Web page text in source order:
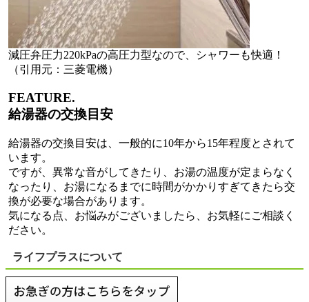
減圧弁圧力220kPaの高圧力型なので、シャワーも快適！
（引用元：三菱電機）
FEATURE.
給湯器の交換目安
給湯器の交換目安は、一般的に10年から15年程度とされて
います。
ですが、異常な音がしてきたり、お湯の温度が定まらなく
なったり、お湯になるまでに時間がかかりすぎてきたら交
換が必要な場合があります。
気になる点、お悩みがございましたら、お気軽にご相談く
ださい。
ライフプラスについて